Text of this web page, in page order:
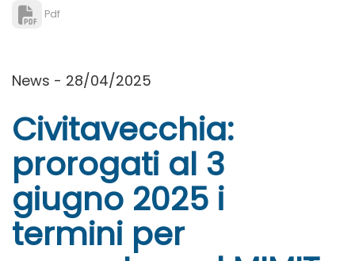
Pdf
News - 28/04/2025
Civitavecchia:
prorogati al 3
giugno 2025 i
termini per